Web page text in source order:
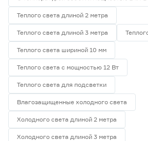
Теплого света длиной 2 метра
Теплого света длиной 3 метра
Теплого света шириной 10 мм
Теплого света с мощностью 12 Вт
Теплого света для подсветки
Влагозащищенные холодного света
Холодного света длиной 2 метра
Холодного света длиной 3 метра